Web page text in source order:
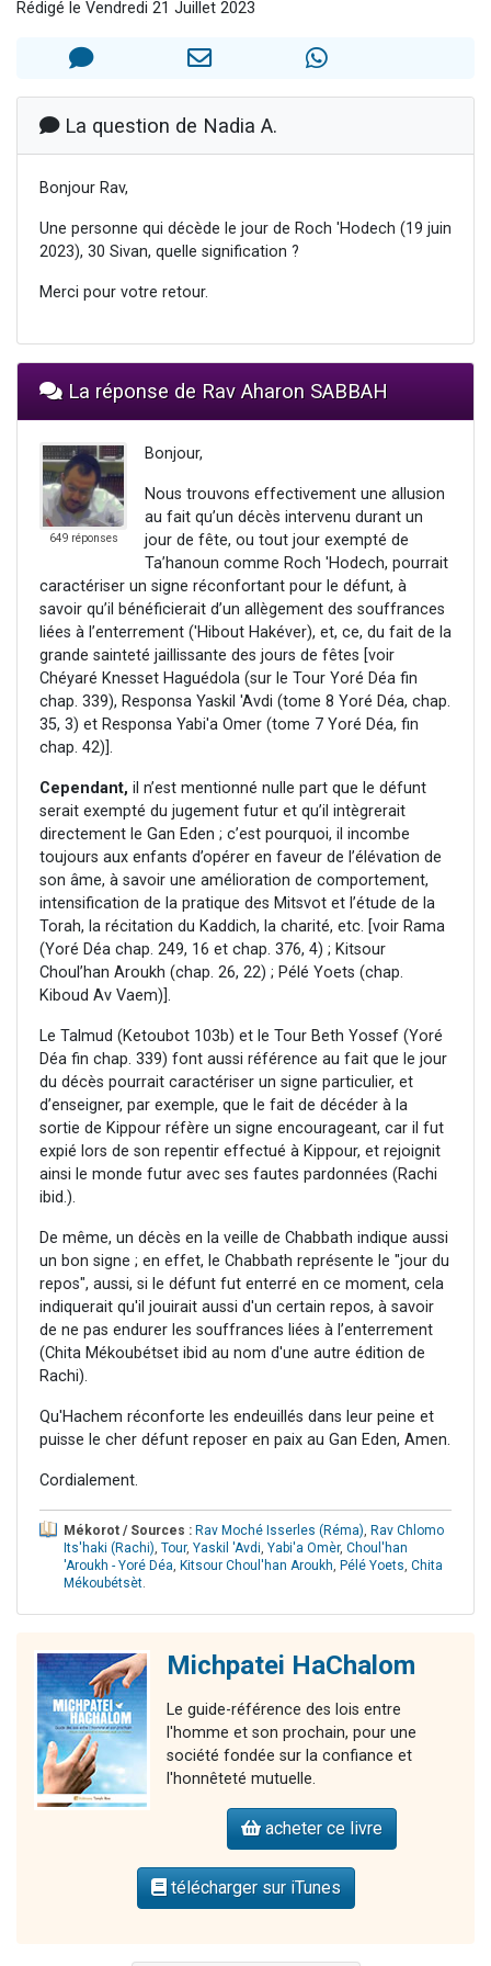
Il reste 49 places pour étudier en groupe sur Zoom
12 nouvelles musiques dans Torah-Box Music
2 personnes viennent de nous rejoindre sur WhatsApp
Rédigé le Vendredi 21 Juillet 2023
La question de Nadia A.
Bonjour Rav,
Une personne qui décède le jour de Roch 'Hodech (19 juin
2023), 30 Sivan, quelle signification ?
Merci pour votre retour.
La réponse de Rav Aharon SABBAH
649 réponses
Bonjour,
Nous trouvons effectivement une allusion
au fait qu’un décès intervenu durant un
jour de fête, ou tout jour exempté de
Ta’hanoun comme Roch 'Hodech, pourrait
caractériser un signe réconfortant pour le défunt, à
savoir qu’il bénéficierait d’un allègement des souffrances
liées à l’enterrement ('Hibout Hakéver), et, ce, du fait de la
grande sainteté jaillissante des jours de fêtes [voir
Chéyaré Knesset Haguédola (sur le Tour Yoré Déa fin
chap. 339), Responsa Yaskil 'Avdi (tome 8 Yoré Déa, chap.
35, 3) et Responsa Yabi'a Omer (tome 7 Yoré Déa, fin
chap. 42)].
Cependant, il n’est mentionné nulle part que le défunt
serait exempté du jugement futur et qu’il intègrerait
directement le Gan Eden ; c’est pourquoi, il incombe
toujours aux enfants d’opérer en faveur de l’élévation de
son âme, à savoir une amélioration de comportement,
intensification de la pratique des Mitsvot et l’étude de la
Torah, la récitation du Kaddich, la charité, etc. [voir Rama
(Yoré Déa chap. 249, 16 et chap. 376, 4) ; Kitsour
Choul’han Aroukh (chap. 26, 22) ; Pélé Yoets (chap.
Kiboud Av Vaem)].
Le Talmud (Ketoubot 103b) et le Tour Beth Yossef (Yoré
Déa fin chap. 339) font aussi référence au fait que le jour
du décès pourrait caractériser un signe particulier, et
d’enseigner, par exemple, que le fait de décéder à la
sortie de Kippour réfère un signe encourageant, car il fut
expié lors de son repentir effectué à Kippour, et rejoignit
ainsi le monde futur avec ses fautes pardonnées (Rachi
ibid.).
De même, un décès en la veille de Chabbath indique aussi
un bon signe ; en effet, le Chabbath représente le "jour du
repos", aussi, si le défunt fut enterré en ce moment, cela
indiquerait qu'il jouirait aussi d'un certain repos, à savoir
de ne pas endurer les souffrances liées à l’enterrement
(Chita Mékoubétset ibid au nom d'une autre édition de
Rachi).
Qu'Hachem réconforte les endeuillés dans leur peine et
puisse le cher défunt reposer en paix au Gan Eden, Amen.
Cordialement.
Mékorot / Sources : Rav Moché Isserles (Réma), Rav Chlomo
Its'haki (Rachi), Tour, Yaskil 'Avdi, Yabi'a Omèr, Choul'han
'Aroukh - Yoré Déa, Kitsour Choul'han Aroukh, Pélé Yoets, Chita
Mékoubétsèt.
Michpatei HaChalom
Le guide-référence des lois entre
l'homme et son prochain, pour une
société fondée sur la confiance et
l'honnêteté mutuelle.
acheter ce livre
télécharger sur iTunes